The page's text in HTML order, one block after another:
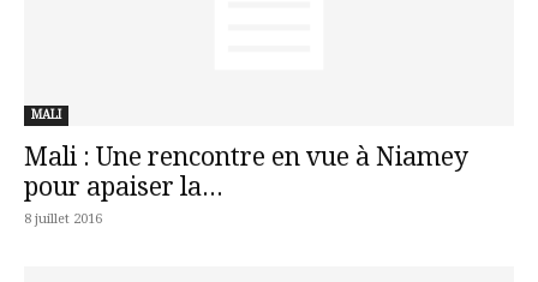
MALI
Mali : Une rencontre en vue à Niamey
pour apaiser la...
8 juillet 2016